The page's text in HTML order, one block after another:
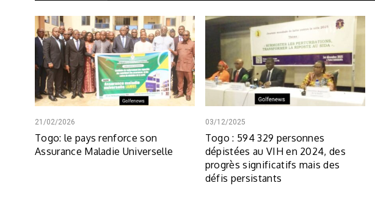
21/02/2026
Togo: le pays renforce son
Assurance Maladie Universelle
03/12/2025
Togo : 594 329 personnes
dépistées au VIH en 2024, des
progrès significatifs mais des
défis persistants